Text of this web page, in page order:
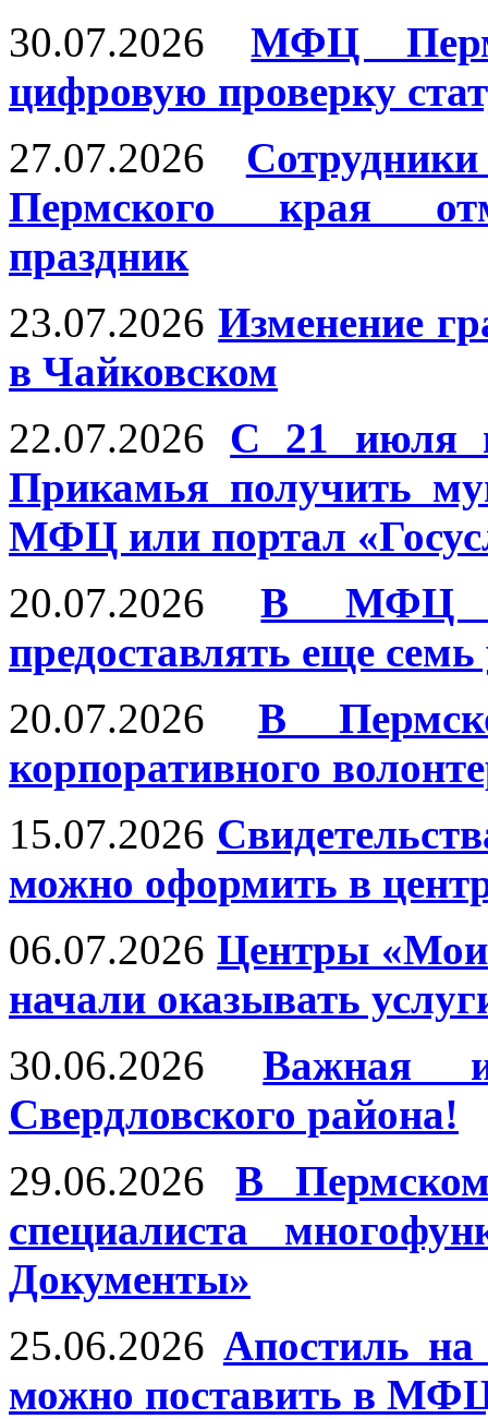
30.07.2026
МФЦ
цифровую проверку
27.07.2026
Пермского края
праздник
23.07.2026 Изменение
в Чайковском
22.07.2026
С 21 июля
Прикамья получить
МФЦ или портал
20.07.2026
В МФЦ
предоставлять еще семь
20.07.2026
В
корпоративного
15.07.2026
можно оформить в
06.07.2026 Центры «Мои
начали оказывать
30.06.2026
Важная
Свердловского района!
29.06.2026
В
специалиста
Документы»
25.06.2026 Апостиль
можно поставить в